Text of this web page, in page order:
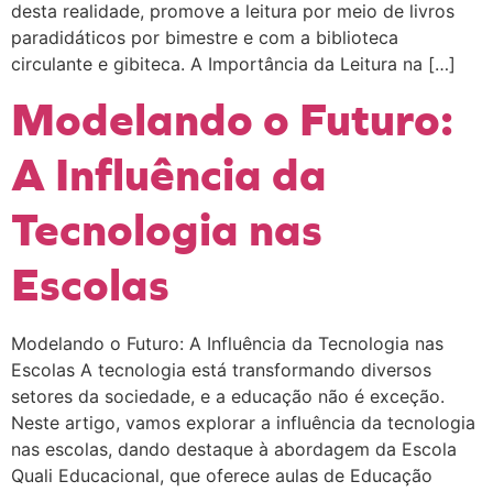
desta realidade, promove a leitura por meio de livros
paradidáticos por bimestre e com a biblioteca
circulante e gibiteca. A Importância da Leitura na […]
Modelando o Futuro:
A Influência da
Tecnologia nas
Escolas
Modelando o Futuro: A Influência da Tecnologia nas
Escolas A tecnologia está transformando diversos
setores da sociedade, e a educação não é exceção.
Neste artigo, vamos explorar a influência da tecnologia
nas escolas, dando destaque à abordagem da Escola
Quali Educacional, que oferece aulas de Educação